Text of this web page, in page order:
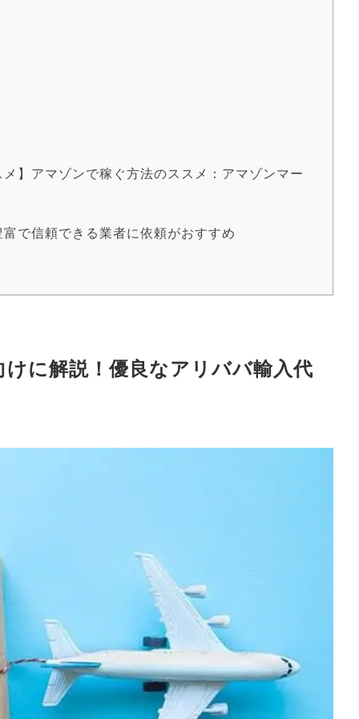
】アマゾンで稼ぐ方法のススメ：アマゾンマー
で信頼できる業者に依頼がおすすめ
に解説！優良なアリババ輸入代